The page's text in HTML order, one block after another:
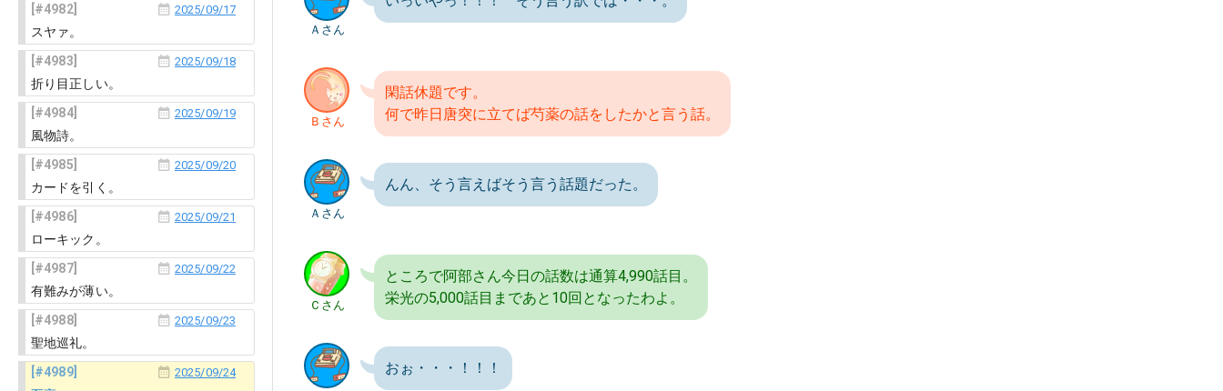
4982
2025/09/17
スヤァ。
4983
2025/09/18
折り目正しい。
4984
2025/09/19
風物詩。
4985
2025/09/20
カードを引く。
4986
2025/09/21
ローキック。
4987
2025/09/22
有難みが薄い。
4988
2025/09/23
聖地巡礼。
4989
2025/09/24
Ａさん
Ｂさん
閑話休題です。
何で昨日唐突に立てば芍薬の話をしたかと言う話。
Ａさん
んん、そう言えばそう言う話題だった。
Ｃさん
ところで阿部さん今日の話数は通算4,990話目。
栄光の5,000話目まであと10回となったわよ。
おぉ・・・！！！